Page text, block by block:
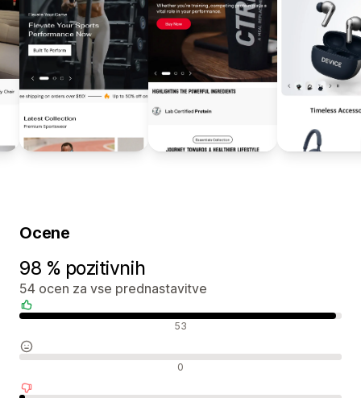
Ocene
98 % pozitivnih
54 ocen za vse prednastavitve
53
0